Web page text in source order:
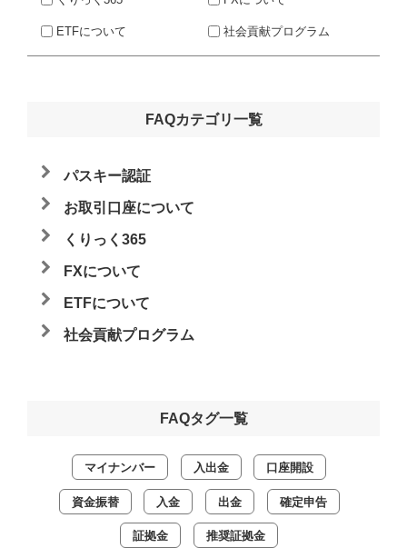
ETFについて 社会貢献プログラム
FAQカテゴリ一覧
パスキー認証
お取引口座について
くりっく365
FXについて
ETFについて
社会貢献プログラム
FAQタグ一覧
マイナンバー 入出金 口座開設
資金振替 入金 出金 確定申告
証拠金 推奨証拠金